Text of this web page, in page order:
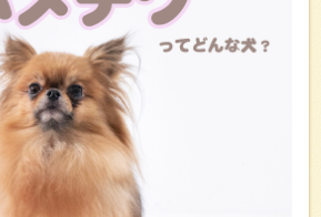
アンとチワワの